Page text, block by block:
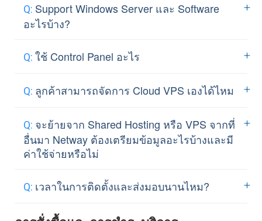
ศูนย์กลางการให้บริการอินเตอร์เน็ตแห่ง
ประเทศไทย CAT IDC ภายในอาคาร กสท
อินเตอร์เน็ตความเร็วสูงของบริษัท กสท
เป็น Windows ลิขสิทธิ์แท้จาก Microsoft
สามารถ Update ได้เหมือนการซื้อ
Windows License แบบทั่วไปได้เลย
Microsoft ด้วย Windows SPLA License
ซึ่งเป็นลักษณะการเช่าใช้แบบรายเดือน จึง
ทำให้ราคาถูกกว่าการซื้อแบบทั่วไป
นอกจากนี้ยังมี Microsoft SQL License
พิเศษสำหรับลูกค้าที่ใช้บริการกับเราเท่านั้น
Support Windows Server และ Software
อะไรบ้าง?
เรามี Windows Server 2008, Windows
Server 2008 R2, Windows Server 2012,
Server 2016 ไว้ให้บริการ และยังมี
ใช้ Control Panel อะไร
สำหรับ Windows Server เรามีบริการ
Plesk Control Panel ที่นิยมในระดับสากล
ลูกค้าสามารถจัดการ Cloud VPS เองได้ไหม
สำหรับบริการ Windows VMware จะมี
Web Portal สำหรับให้ลูกค้าบริหารจัดการ
VM ของลูกค้าได้เองเช่น Start, Shutdown,
และวิธีการตาม
จะย้ายจาก Shared Hosting หรือ VPS จากที่
อื่นมา Netway ต้องเตรียมข้อมูลอะไรบ้างและมี
ค่าใช้จ่ายหรือไม่
สำหรับลูกค้าใหม่ Netway มีบริการ
Migrate มาที่ Cloud VPS ของ Netway ฟรี
โดยไม่มีเงื่อนไข ยกเว้นข้อมูลอีเมล์ ลูกค้า
เวลาในการติดตั้งและส่งมอบนานไหม?